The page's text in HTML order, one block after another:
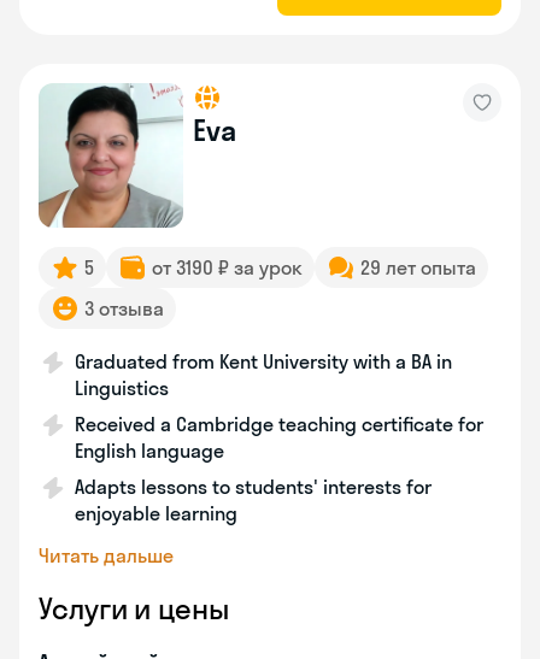
Eva
5 от 3190 ₽ за урок
29 лет опыта
3 отзыва
Graduated from Kent University with a BA in
Linguistics
Received a Cambridge teaching certificate for
English language
Adapts lessons to students' interests for
enjoyable learning
Читать дальше
Услуги и цены